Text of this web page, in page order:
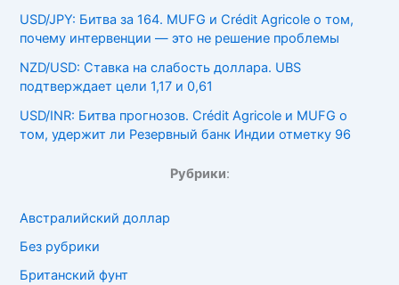
USD/JPY: Битва за 164. MUFG и Crédit Agricole о том,
почему интервенции — это не решение проблемы
NZD/USD: Ставка на слабость доллара. UBS
подтверждает цели 1,17 и 0,61
USD/INR: Битва прогнозов. Crédit Agricole и MUFG о
том, удержит ли Резервный банк Индии отметку 96
Рубрики:
Австралийский доллар
Без рубрики
Британский фунт